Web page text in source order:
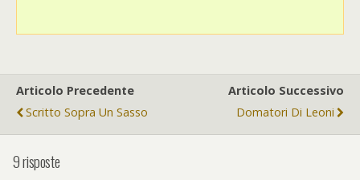
Articolo Precedente
Scritto Sopra Un Sasso
Articolo Successivo
Domatori Di Leoni
9 risposte